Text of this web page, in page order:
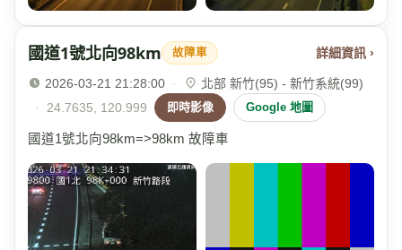
國道1號北向98km 故障車 詳細資訊 ›
2026-03-21 21:28:00 ·
北部 新竹(95) - 新竹系統(99)
·
24.7635, 120.999 即時影像 Google 地圖
國道1號北向98km=>98km 故障車